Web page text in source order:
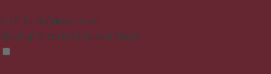
Profil für Anfallssicherheit
Beseitigt Blitze und reduziert Farben